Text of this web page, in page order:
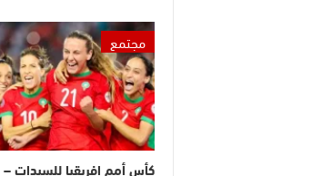
مجتمع
كأس أمم إفريقيا للسيدات –